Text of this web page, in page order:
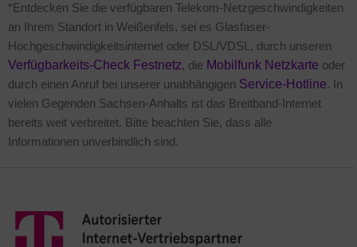
*Entdecken Sie die verfügbaren Telekom-Netzgeschwindigkeiten
an Ihrem Standort in Weißenfels, sei es Glasfaser-
Hochgeschwindigkeitsinternet oder DSL/VDSL, durch unseren
Verfügbarkeits-Check Festnetz, die Mobilfunk Netzkarte oder
durch einen Anruf bei unserer unabhängigen Service-Hotline. In
vielen Gegenden Sachsen-Anhalts ist das Breitband-Internet
bereits weit verbreitet. Bitte beachten Sie, dass alle
Informationen unverbindlich sind.